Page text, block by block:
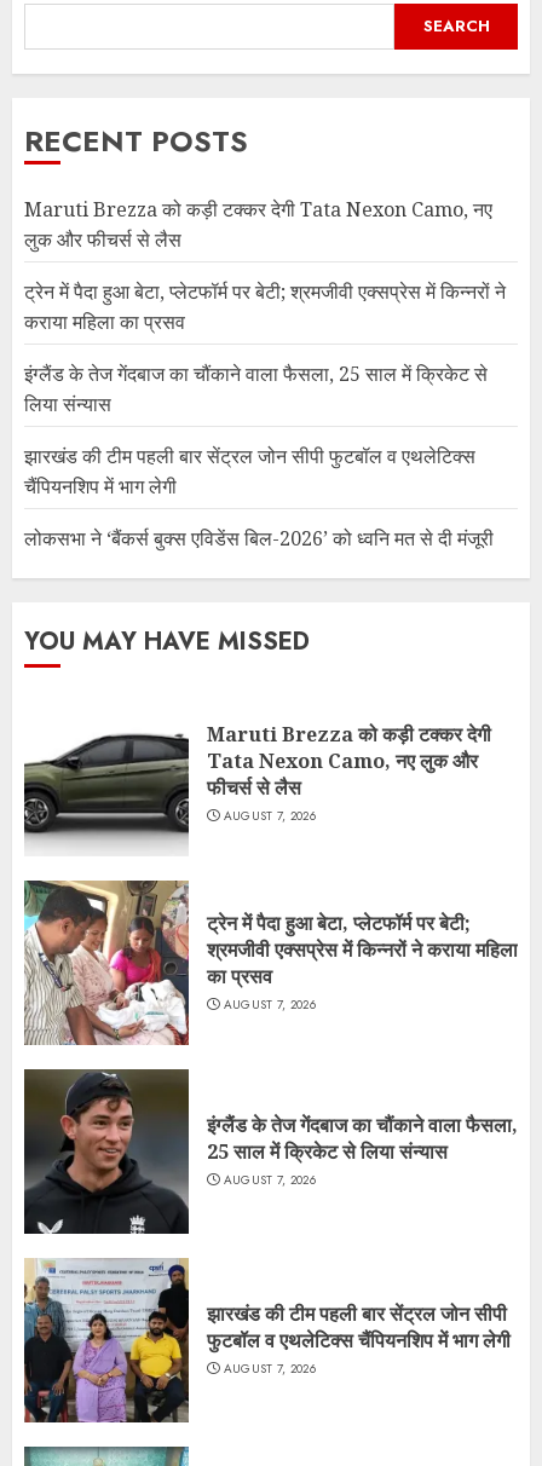
SEARCH
RECENT POSTS
Maruti Brezza को कड़ी टक्कर देगी Tata Nexon Camo, नए
लुक और फीचर्स से लैस
ट्रेन में पैदा हुआ बेटा, प्लेटफॉर्म पर बेटी; श्रमजीवी एक्सप्रेस में किन्नरों ने
कराया महिला का प्रसव
इंग्लैंड के तेज गेंदबाज का चौंकाने वाला फैसला, 25 साल में क्रिकेट से
लिया संन्यास
झारखंड की टीम पहली बार सेंट्रल जोन सीपी फुटबॉल व एथलेटिक्स
चैंपियनशिप में भाग लेगी
लोकसभा ने ‘बैंकर्स बुक्स एविडेंस बिल-2026’ को ध्वनि मत से दी मंजूरी
YOU MAY HAVE MISSED
Maruti Brezza को कड़ी टक्कर देगी
Tata Nexon Camo, नए लुक और
फीचर्स से लैस
AUGUST 7, 2026
ट्रेन में पैदा हुआ बेटा, प्लेटफॉर्म पर बेटी;
श्रमजीवी एक्सप्रेस में किन्नरों ने कराया महिला
का प्रसव
AUGUST 7, 2026
इंग्लैंड के तेज गेंदबाज का चौंकाने वाला फैसला,
25 साल में क्रिकेट से लिया संन्यास
AUGUST 7, 2026
झारखंड की टीम पहली बार सेंट्रल जोन सीपी
फुटबॉल व एथलेटिक्स चैंपियनशिप में भाग लेगी
AUGUST 7, 2026